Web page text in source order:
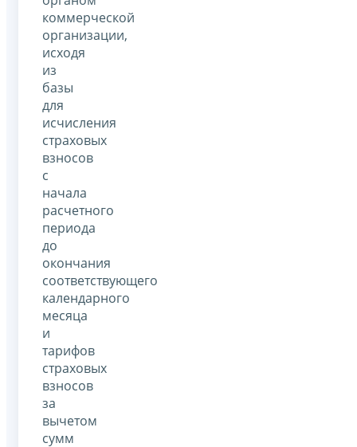
коммерческой
организации,
исходя
из
базы
для
исчисления
страховых
взносов
с
начала
расчетного
периода
до
окончания
соответствующего
календарного
месяца
и
тарифов
страховых
взносов
за
вычетом
сумм